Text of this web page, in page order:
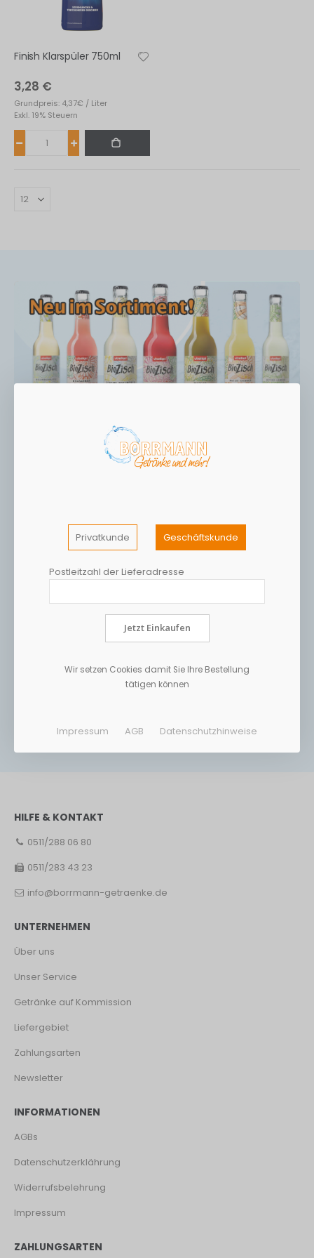
Finish Klarspüler 750ml
3,28 €
Grundpreis: 4,37€ / Liter
Exkl. 19% Steuern
HILFE & KONTAKT
0511/288 06 80
0511/283 43 23
info@borrmann-getraenke.de
UNTERNEHMEN
Über uns
Unser Service
Getränke auf Kommission
Liefergebiet
Zahlungsarten
Newsletter
INFORMATIONEN
AGBs
Datenschutzerklährung
Widerrufsbelehrung
Impressum
ZAHLUNGSARTEN
Privatkunde Geschäftskunde
Postleitzahl der Lieferadresse
Jetzt Einkaufen
Wir setzen Cookies damit Sie Ihre Bestellung
tätigen können
Impressum AGB Datenschutzhinweise